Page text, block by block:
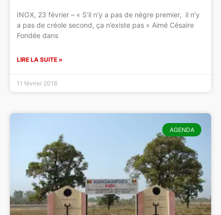
INOX, 23 février – « S’il n’y a pas de nègre premier, il n’y
a pas de créole second, ça n’existe pas » Aimé Césaire
Fondée dans
LIRE LA SUITE »
11 février 2018
AGENDA